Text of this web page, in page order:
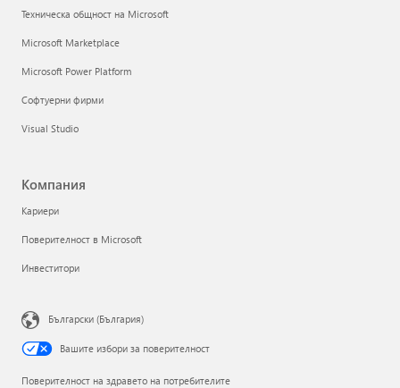
Техническа общност на Microsoft
Microsoft Marketplace
Microsoft Power Platform
Софтуерни фирми
Visual Studio
Компания
Кариери
Поверителност в Microsoft
Инвеститори
Български (България)
Вашите избори за поверителност
Поверителност на здравето на потребителите